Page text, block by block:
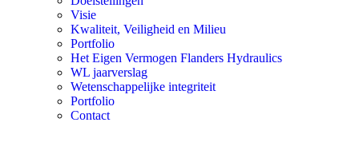
Visie
Kwaliteit, Veiligheid en Milieu
Portfolio
Het Eigen Vermogen Flanders Hydraulics
WL jaarverslag
Wetenschappelijke integriteit
Portfolio
Contact